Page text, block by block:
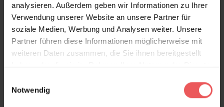
analysieren. Außerdem geben wir Informationen zu Ihrer
Verwendung unserer Website an unsere Partner für
soziale Medien, Werbung und Analysen weiter. Unsere
Partner führen diese Informationen möglicherweise mit
weiteren Daten zusammen, die Sie ihnen bereitgestellt
haben oder die sie im Rahmen Ihrer Nutzung der Dienste
Notwendig
Produktgalerie überspringen
Varianten